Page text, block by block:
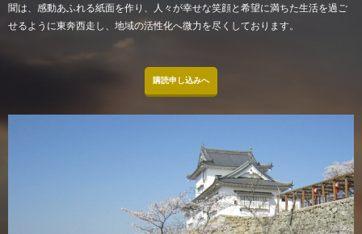
聞は、感動あふれる紙面を作り、人々が幸せな笑顔と希望に満ちた生活を過ご
せるように東奔西走し、地域の活性化へ微力を尽くしております。
購読申し込みへ